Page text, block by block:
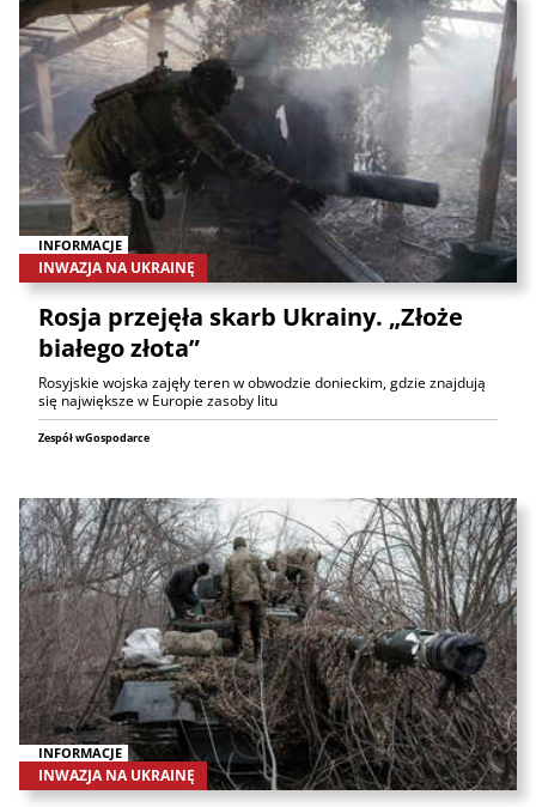
INFORMACJE
INWAZJA NA UKRAINĘ
Rosja przejęła skarb Ukrainy. „Złoże
białego złota”
Rosyjskie wojska zajęły teren w obwodzie donieckim, gdzie znajdują
się największe w Europie zasoby litu
Zespół wGospodarce
INFORMACJE
INWAZJA NA UKRAINĘ